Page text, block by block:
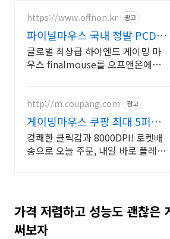
https://www.offnon.kr 광고
파이널마우스 국내 정발 PCD
정품, 품질보증
글로벌 최상급 하이엔드 게이밍 마
우스 finalmouse를 오프앤온에서
http://m.coupang.com 광고
게이밍마우스 쿠팡 최대 5퍼센
트 적립
경쾌한 클릭감과 8000DPI! 로켓배
송으로 오늘 주문, 내일 바로 플레
가격 저렴하고 성능도 괜찮은
써보자